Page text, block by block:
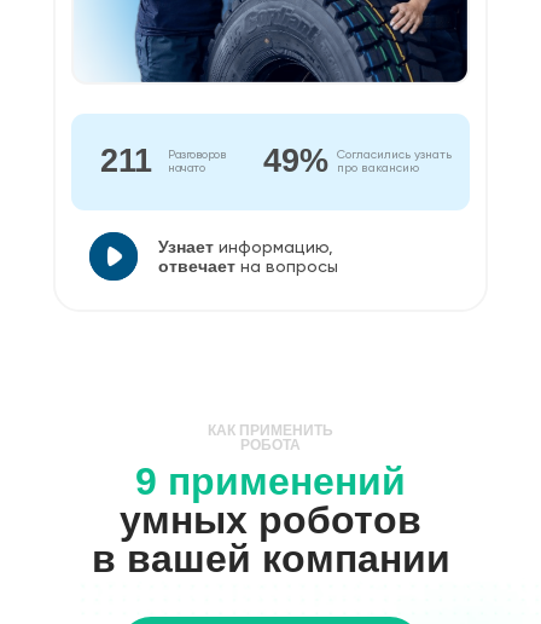
Узнает информацию,
отвечает на вопросы
211
Разговоров
начато
49%
Согласились узнать
про вакансию
9 применений
умных роботов
в вашей компании
КАК ПРИМЕНИТЬ
РОБОТА